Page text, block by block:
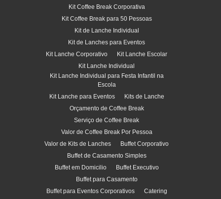
Kit Coffee Break Corporativa
Kit Coffee Break para 50 Pessoas
Kit de Lanche Individual
Kit de Lanches para Eventos
Kit Lanche Corporativo
Kit Lanche Escolar
Kit Lanche Individual
Kit Lanche Individual para Festa Infantil na
Escola
Kit Lanche para Eventos
Kits de Lanche
Orçamento de Coffee Break
Serviço de Coffee Break
Valor de Coffee Break Por Pessoa
Valor de Kits de Lanches
Buffet Corporativo
Buffet de Casamento Simples
Buffet em Domicilio
Buffet Executivo
Buffet para Casamento
Buffet para Eventos Corporativos
Catering